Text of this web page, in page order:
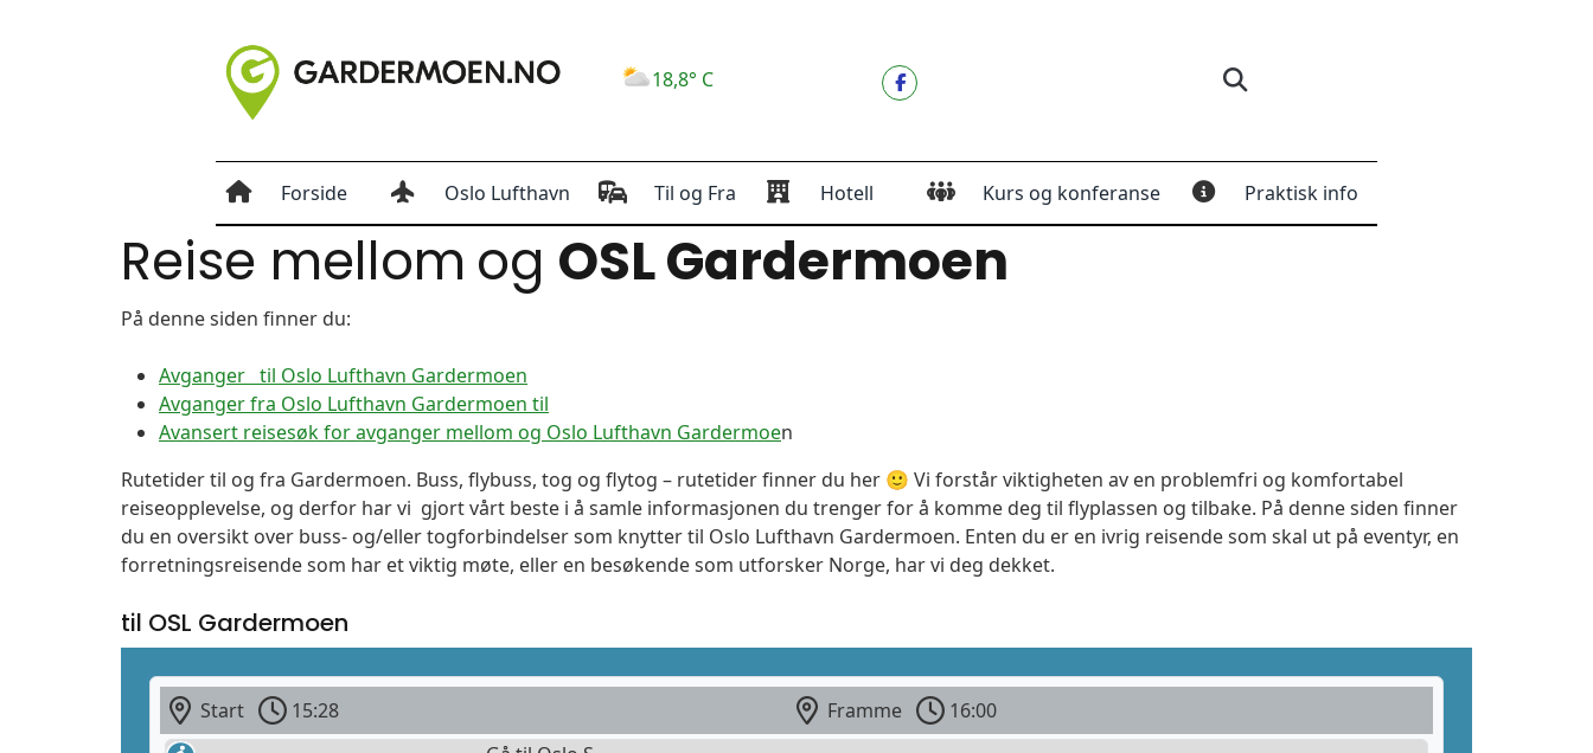
18,8° C
Forside Oslo Lufthavn Til og Fra Hotell Kurs og konferanse Praktisk info
Reise mellom og OSL Gardermoen
På denne siden finner du:
Avganger til Oslo Lufthavn Gardermoen
Avganger fra Oslo Lufthavn Gardermoen til
Avansert reisesøk for avganger mellom og Oslo Lufthavn Gardermoen
Rutetider til og fra Gardermoen. Buss, flybuss, tog og flytog – rutetider finner du her 🙂 Vi forstår viktigheten av en problemfri og komfortabel
reiseopplevelse, og derfor har vi gjort vårt beste i å samle informasjonen du trenger for å komme deg til flyplassen og tilbake. På denne siden finner
du en oversikt over buss- og/eller togforbindelser som knytter til Oslo Lufthavn Gardermoen. Enten du er en ivrig reisende som skal ut på eventyr, en
forretningsreisende som har et viktig møte, eller en besøkende som utforsker Norge, har vi deg dekket.
til OSL Gardermoen
Start 15:28 Framme
16:00